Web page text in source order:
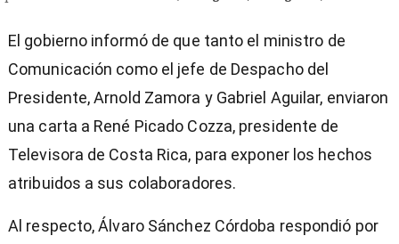
El gobierno informó de que tanto el ministro de
Comunicación como el jefe de Despacho del
Presidente, Arnold Zamora y Gabriel Aguilar, enviaron
una carta a René Picado Cozza, presidente de
Televisora de Costa Rica, para exponer los hechos
atribuidos a sus colaboradores.
Al respecto, Álvaro Sánchez Córdoba respondió por